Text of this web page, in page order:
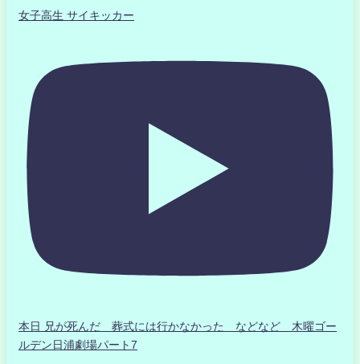
女子高生 サイキッカー
本日 兄が死んだ 葬式には行かなかった などなど 木曜ゴー
ルデン日浦劇場パート7